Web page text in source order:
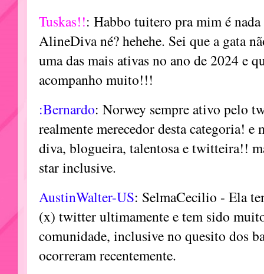
Tuskas!!: Habbo tuitero pra mim é nada
AlineDiva né? hehehe. Sei que a gata
uma das mais ativas no ano de 2024 e
acompanho muito!!!
:Bernardo: Norwey sempre ativo pelo
realmente merecedor desta categoria!
diva, blogueira, talentosa e twitteira!!
star inclusive.
AustinWalter-US: SelmaCecilio - Ela
(x) twitter ultimamente e tem sido
comunidade, inclusive no quesito dos
ocorreram recentemente.